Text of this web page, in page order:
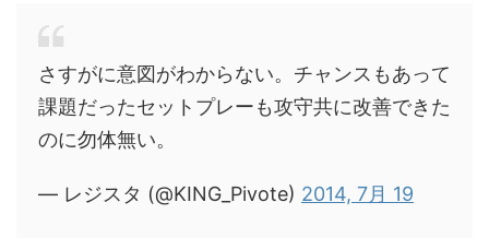
さすがに意図がわからない。チャンスもあって
課題だったセットプレーも攻守共に改善できた
のに勿体無い。
— レジスタ (@KING_Pivote) 2014, 7月 19